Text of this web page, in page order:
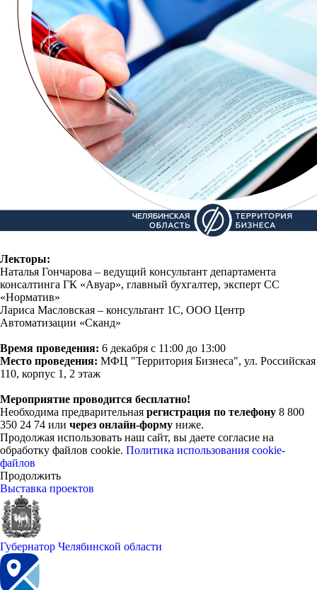
Лекторы:
Наталья Гончарова – ведущий консультант департамента
консалтинга ГК «Авуар», главный бухгалтер, эксперт СС
«Норматив»
Лариса Масловская – консультант 1С, ООО Центр
Автоматизации «Сканд»
Время проведения: 6 декабря с 11:00 до 13:00
Место проведения: МФЦ "Территория Бизнеса", ул. Российская
110, корпус 1, 2 этаж
Мероприятие проводится бесплатно!
Необходима предварительная регистрация по телефону 8 800
350 24 74 или через онлайн-форму ниже.
Продолжая использовать наш сайт, вы даете согласие на
обработку файлов cookie. Политика использования cookie-
файлов
Продолжить
Выставка проектов
Губернатор Челябинской области